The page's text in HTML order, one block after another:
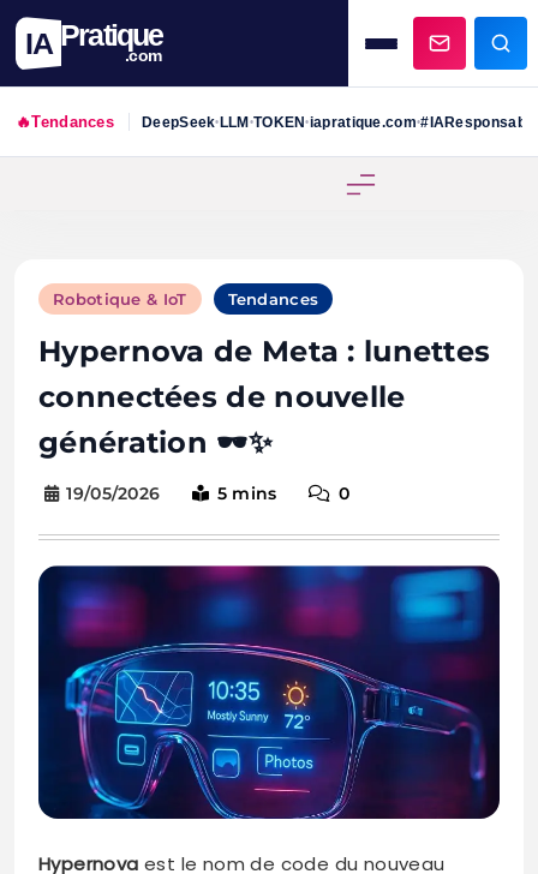
IA Pratique
.com
🔥Tendances DeepSeek•LLM•TOKEN•iapratique.com•#IAResponsable
Robotique & IoT Tendances
Hypernova de Meta : lunettes
connectées de nouvelle
génération 🕶️✨
19/05/2026 5 mins 0
Hypernova est le nom de code du nouveau